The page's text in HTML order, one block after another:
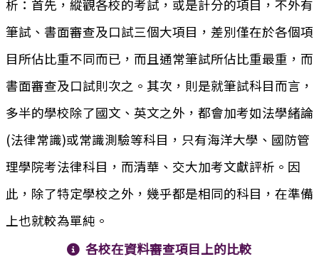
析：首先，縱觀各校的考試，或是計分的項目，不外有
筆試、書面審查及口試三個大項目，差別僅在於各個項
目所佔比重不同而已，而且通常筆試所佔比重最重，而
書面審查及口試則次之。其次，則是就筆試科目而言，
多半的學校除了國文、英文之外，都會加考如法學緒論
(法律常識)或常識測驗等科目，只有海洋大學、國防管
理學院考法律科目，而清華、交大加考文獻評析。因
此，除了特定學校之外，幾乎都是相同的科目，在準備
上也就較為單純。
各校在資料審查項目上的比較